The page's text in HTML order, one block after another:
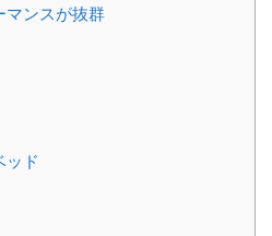
マンスが抜群
ッド